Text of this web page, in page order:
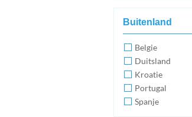
Buitenland
Belgie
Duitsland
Kroatie
Portugal
Spanje